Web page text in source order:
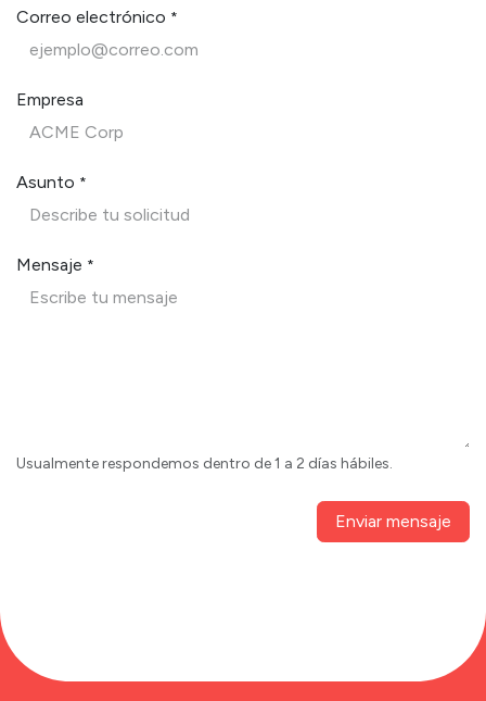
Correo electrónico *
Empresa
Asunto *
Mensaje *
Usualmente respondemos dentro de 1 a 2 días hábiles.
Enviar mensaje